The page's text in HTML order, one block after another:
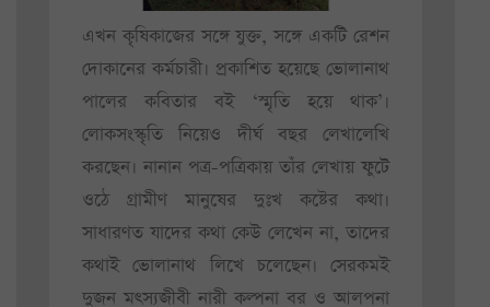
এখন কৃষিকাজের সঙ্গে যুক্ত, সঙ্গে একটি রেশন
দোকানের কর্মচারী। প্রকাশিত হয়েছে ভোলানাথ
পালের কবিতার বই ‘স্মৃতি হয়ে থাক’।
লোকসংস্কৃতি নিয়েও দীর্ঘ বছর লেখালেখি
করছেন। নানান পত্র-পত্রিকায় তাঁর লেখায় ফুটে
ওঠে গ্রামীণ মানুষের দুঃখ কষ্টের কথা।
সাধারণত যাদের কথা কেউ লেখেন না, তাদের
কথাই ভোলানাথ লিখে চলেছেন। সেরকমই
দুজন মৎস্যজীবী নারী কল্পনা বর ও আলপনা